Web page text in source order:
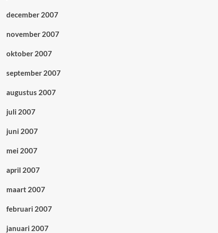
december 2007
november 2007
oktober 2007
september 2007
augustus 2007
juli 2007
juni 2007
mei 2007
april 2007
maart 2007
februari 2007
januari 2007